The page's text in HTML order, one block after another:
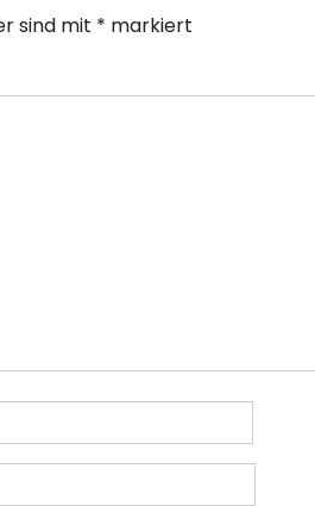
sind mit * markiert